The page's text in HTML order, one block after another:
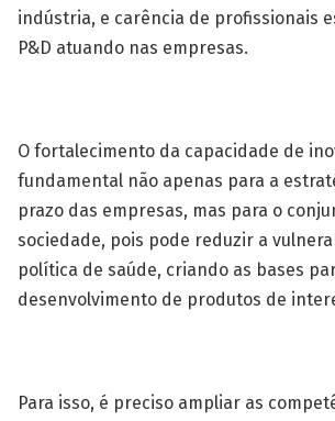
indústria, e carência de profissionais
P&D atuando nas empresas.
O fortalecimento da capacidade de
fundamental não apenas para a
prazo das empresas, mas para o
sociedade, pois pode reduzir a
política de saúde, criando as bases
desenvolvimento de produtos de
Para isso, é preciso ampliar as